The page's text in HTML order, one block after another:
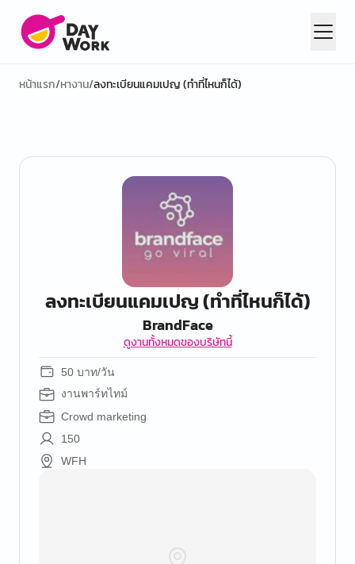
หน้าแรก/หางาน/ลงทะเบียนแคมเปญ (ทำที่ไหนก็ได้)
ลงทะเบียนแคมเปญ (ทำที่ไหนก็ได้)
BrandFace
ดูงานทั้งหมดของบริษัทนี้
50 บาท/วัน
งานพาร์ทไทม์
Crowd marketing
150
WFH